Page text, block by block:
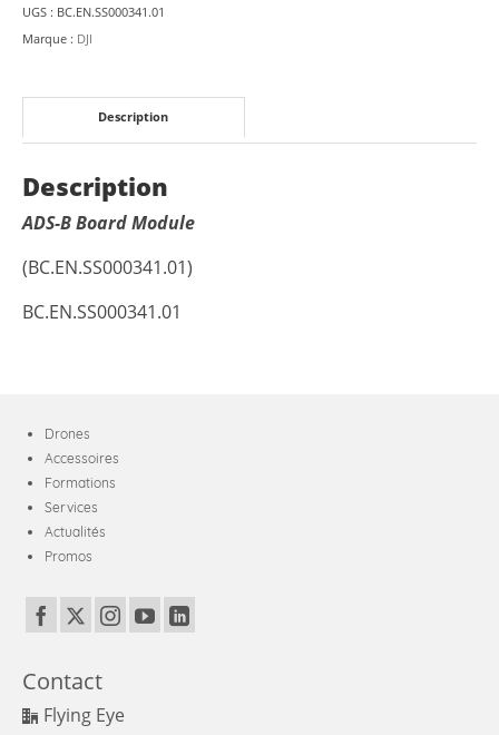
RTK
UGS : BC.EN.SS000341.01
Marque : DJI
Description
Description
ADS-B Board Module
(BC.EN.SS000341.01)
BC.EN.SS000341.01
Drones
Accessoires
Formations
Services
Actualités
Promos
Contact
Flying Eye